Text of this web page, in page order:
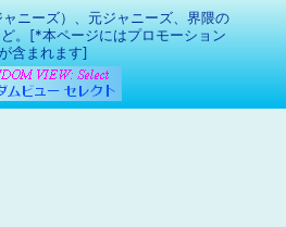
ニーズ）、元ジャニーズ、界隈の
。[*本ページにはプロモーション
含まれます]